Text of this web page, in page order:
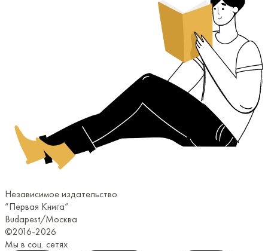
Независимое издательство
“Первая Книга”
Budapest/Москва
©2016-2026
Мы в соц. сетях